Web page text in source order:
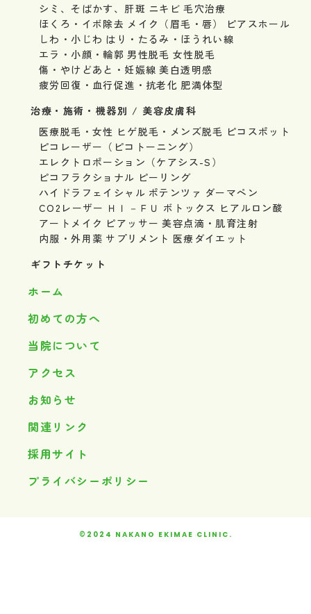
シミ、そばかす、肝斑 ニキビ 毛穴治療
ほくろ・イボ除去 メイク（眉毛・唇）
ピアスホール
しわ・小じわ はり・たるみ・ほうれい線
エラ・小顔・輪郭 男性脱毛 女性脱毛
傷・やけどあと・妊娠線 美白透明感
疲労回復・血行促進・抗老化 肥満体型
治療・施術・機器別 / 美容皮膚科
医療脱毛・女性 ヒゲ脱毛・メンズ脱毛 ピコスポット
ピコレーザー（ピコトーニング）
エレクトロポーション（ケアシス-S）
ピコフラクショナル ピーリング
ハイドラフェイシャル ポテンツァ ダーマペン
CO2レーザー ＨＩ－ＦＵ ボトックス ヒアルロン酸
アートメイク ピアッサー 美容点滴・肌育注射
内服・外用薬 サプリメント 医療ダイエット
ギフトチケット
ホーム
初めての方へ
当院について
アクセス
お知らせ
関連リンク
採用サイト
プライバシーポリシー
©2024 NAKANO EKIMAE CLINIC.